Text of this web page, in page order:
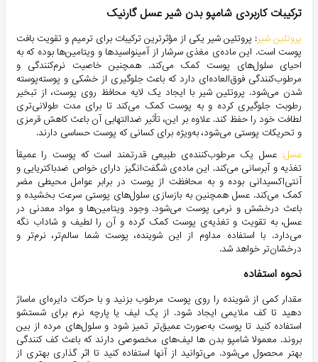
ترکیبات کاربردی شامپو بدن شیر عسل گارنیک
پروتئین شیر: پروتئین شیر یکی از مؤثرترین ترکیبات برای ترمیم و تقویت بافت
پوست است. این ماده‌ی مغذی سرشار از آمینواسیدها و ویتامین‌ها بوده که به
احیای سلول‌های پوست کمک می‌کند. همچنین خاصیت نرم‌کنندگی و
مرطوب‌کنندگی فوق‌العاده‌ای دارد که باعث جلوگیری از خشکی و پوسته‌پوسته
شدن می‌شود. پروتئین شیر با ایجاد یک لایه محافظ روی پوست، از تبخیر
رطوبت جلوگیری کرده و به پوست کمک می‌کند تا برای مدت طولانی‌تری
لطافت خود را حفظ کند. علاوه بر این، تأثیر ضدالتهابی آن باعث کاهش قرمزی
و تحریکات پوستی می‌شود، به‌ویژه برای کسانی که پوست حساسی دارند.
عسل:عسل یک مرطوب‌کننده‌ی طبیعی قدرتمند است که پوست را عمیقاً
تغذیه و آبرسانی می‌کند. این ماده‌ی شگفت‌انگیز دارای خواص ضدباکتریایی و
آنتی‌اکسیدانی بوده و به محافظت از پوست در برابر عوامل محیطی مضر
کمک می‌کند. عسل همچنین به بازسازی سلول‌های پوستی سرعت بخشیده و
باعث درخشش و نرمی پوست می‌شود. وجود ویتامین‌ها و مواد معدنی در
عسل، به تقویت و تغذیه‌ی پوست کمک کرده و آن را لطیف و شاداب نگه
می‌دارد. با استفاده مداوم از این شوینده، پوست شما سالم‌تر، نرم‌تر و
درخشان‌تر خواهد شد.
نحوه استفاده
مقدار کمی از شوینده را روی پوست مرطوب بزنید و با حرکات دایره‌ای ماساژ
دهید تا کف ملایمی ایجاد شود. از یک لیف یا پارچه نرم برای شستشو
استفاده کنید تا پوست به‌صورت عمیق‌تر تمیز شود و سلول‌های مرده از بین
بروند. معمولا شامپو بدن ها لیف‌های مخصوصی دارند که باعث کف کنندگی
بهتر محصول می‌شود. می‌توانید از آنها استفاده کنید تا اثر گذاری بهتری از